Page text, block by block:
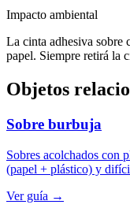
Impacto ambiental
La cinta adhesiva sobre
papel. Siempre retirá la
Objetos
Sobre burbuja
Sobres acolchados con
(papel + plástico) y
Ver guía →